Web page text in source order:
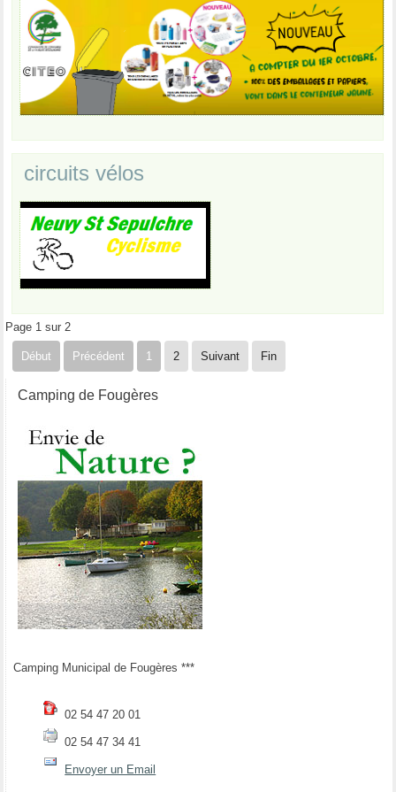
circuits vélos
Page 1 sur 2
Début Précédent 1 2 Suivant Fin
Camping de Fougères
Camping Municipal de Fougères ***
02 54 47 20 01
02 54 47 34 41
Envoyer un Email